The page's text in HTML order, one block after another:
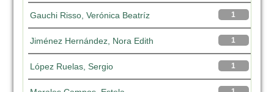
1
Gauchi Risso, Verónica Beatríz
1
Jiménez Hernández, Nora Edith
1
López Ruelas, Sergio